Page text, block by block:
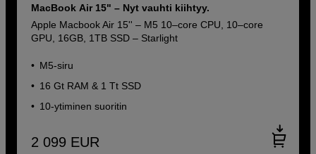
MacBook Air 15" – Nyt vauhti kiihtyy.
Apple Macbook Air 15'' – M5 10–core CPU, 10–core
GPU, 16GB, 1TB SSD – Starlight
M5-siru
16 Gt RAM & 1 Tt SSD
10-ytiminen suoritin
2 099 EUR